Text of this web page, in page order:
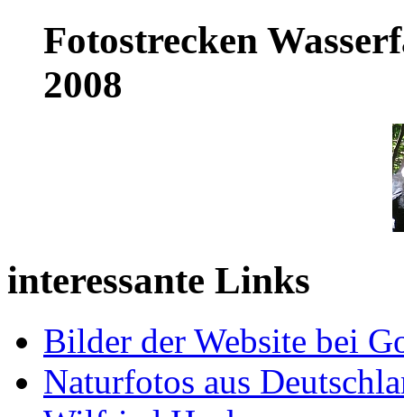
Fotostrecken
2008
interessante Links
Bilder der Website bei
Naturfotos aus